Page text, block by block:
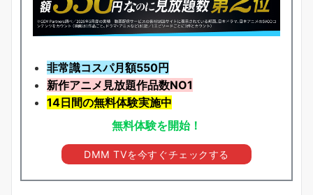
非常識コスパ月額550円
新作アニメ見放題作品数NO1
14日間の無料体験実施中
無料体験を開始！
DMM TVを今すぐチェックする